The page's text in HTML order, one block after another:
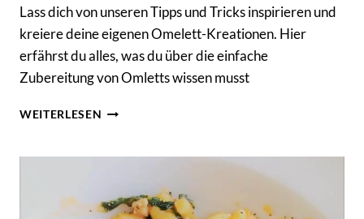
Lass dich von unseren Tipps und Tricks inspirieren und
kreiere deine eigenen Omelett-Kreationen. Hier
erfährst du alles, was du über die einfache
Zubereitung von Omletts wissen musst
WEITERLESEN LASS
ZAUBERN!
WIE
DU